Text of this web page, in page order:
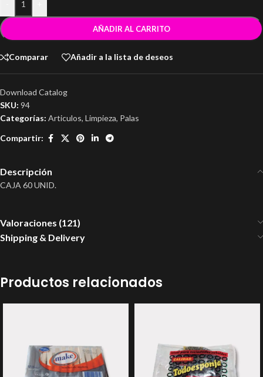
AÑADIR AL CARRITO
Comparar Añadir a la lista de deseos
Download Catalog
SKU: 94
Categorías: Articulos, Limpieza, Palas
Compartir:
Descripción
CAJA 60 UNID.
Valoraciones (121)
Shipping & Delivery
Productos relacionados